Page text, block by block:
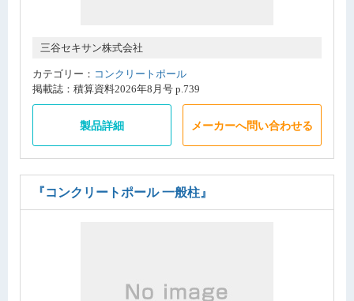
三谷セキサン株式会社
カテゴリー： コンクリートポール
掲載誌：積算資料2026年8月号 p.739
製品詳細 メーカーへ問い合わせる
『コンクリートポール 一般柱』